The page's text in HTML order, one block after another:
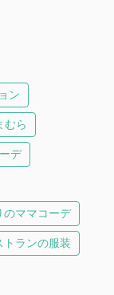
ン
むら
デ
のママコーデ
トランの服装